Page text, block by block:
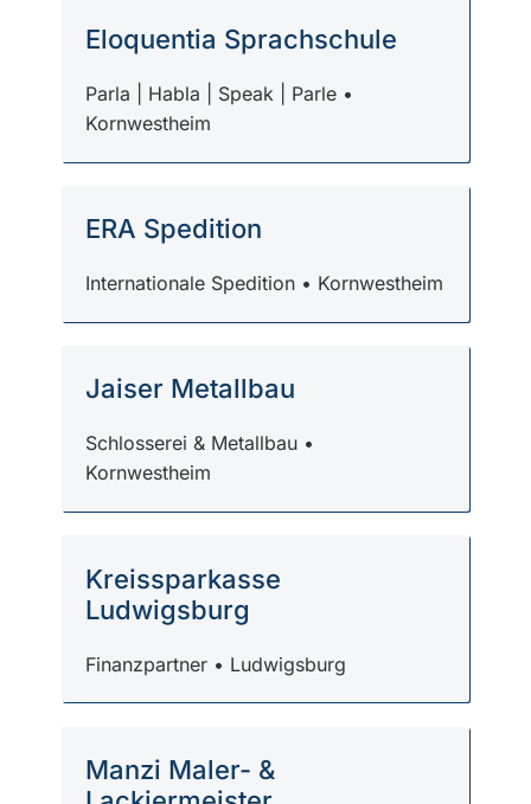
Eloquentia Sprachschule
Parla | Habla | Speak | Parle •
Kornwestheim
ERA Spedition
Internationale Spedition • Kornwestheim
Jaiser Metallbau
Schlosserei & Metallbau •
Kornwestheim
Kreissparkasse
Ludwigsburg
Finanzpartner • Ludwigsburg
Manzi Maler- &